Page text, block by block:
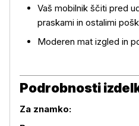
Vaš mobilnik ščiti pred
praskami in ostalimi
Moderen mat izgled in
Podrobnosti
Za znamko: